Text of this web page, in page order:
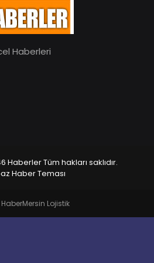
Haberleri
Tüm hakları saklıdır.
Haber Teması
Mersin Lojistik